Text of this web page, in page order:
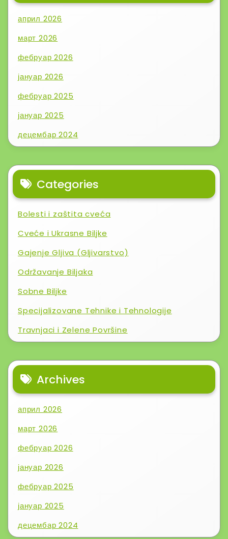
април 2026
март 2026
фебруар 2026
јануар 2026
фебруар 2025
јануар 2025
децембар 2024
Categories
Bolesti i zaštita cveća
Cveće i Ukrasne Biljke
Gajenje Gljiva (Gljivarstvo)
Održavanje Biljaka
Sobne Biljke
Specijalizovane Tehnike i Tehnologije
Travnjaci i Zelene Površine
Archives
април 2026
март 2026
фебруар 2026
јануар 2026
фебруар 2025
јануар 2025
децембар 2024